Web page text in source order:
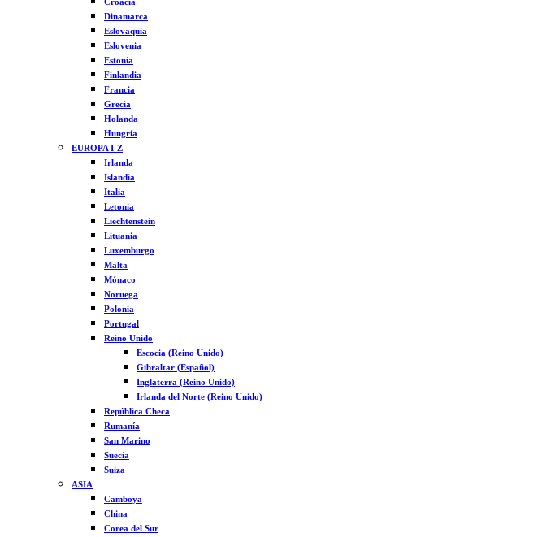
Dinamarca
Eslovaquia
Eslovenia
Estonia
Finlandia
Francia
Grecia
Holanda
Hungría
EUROPA I-Z
Irlanda
Islandia
Italia
Letonia
Liechtenstein
Lituania
Luxemburgo
Malta
Mónaco
Noruega
Polonia
Portugal
Reino Unido
Escocia (Reino Unido)
Gibraltar (Español)
Inglaterra (Reino Unido)
Irlanda del Norte (Reino Unido)
República Checa
Rumanía
San Marino
Suecia
Suiza
ASIA
Camboya
China
Corea del Sur